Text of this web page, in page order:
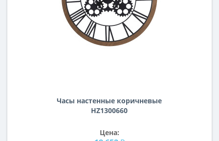
Часы настенные коричневые
HZ1300660
Цена: